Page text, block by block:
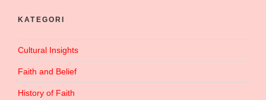
KATEGORI
Cultural Insights
Faith and Belief
History of Faith